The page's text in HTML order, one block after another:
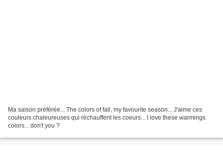
Ma saison préférée... The colors of fall, my favourite season... J'aime ces
couleurs chaleureuses qui réchauffent les coeurs... I love these warmings
colors... don't you ?